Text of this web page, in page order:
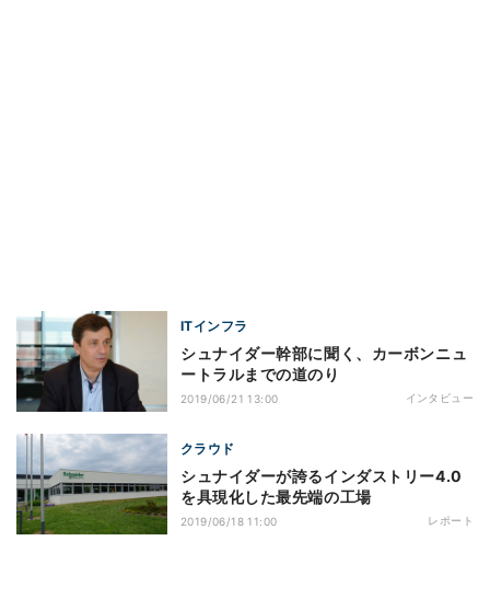
ITインフラ
シュナイダー幹部に聞く、カーボンニュ
ートラルまでの道のり
2019/06/21 13:00 インタビュー
クラウド
シュナイダーが誇るインダストリー4.0
を具現化した最先端の工場
2019/06/18 11:00 レポート